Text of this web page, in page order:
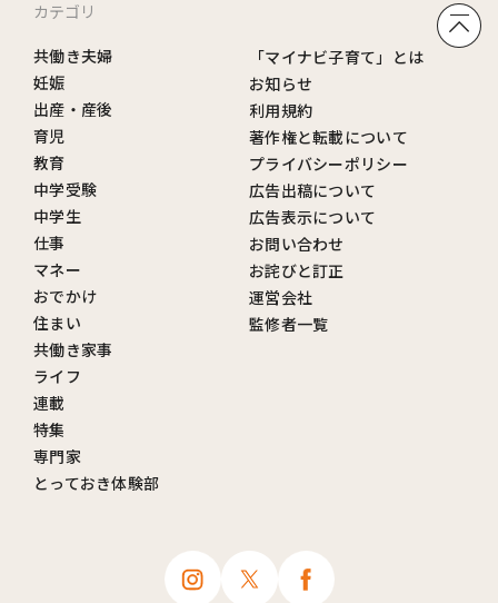
カテゴリ
共働き夫婦
妊娠
出産・産後
育児
教育
中学受験
中学生
仕事
マネー
おでかけ
住まい
共働き家事
ライフ
連載
特集
専門家
とっておき体験部
「マイナビ子育て」とは
お知らせ
利用規約
著作権と転載について
プライバシーポリシー
広告出稿について
広告表示について
お問い合わせ
お詫びと訂正
運営会社
監修者一覧